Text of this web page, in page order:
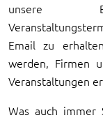
unsere
Email zu
werden, Firmen
Veranstaltungen
Was auch immer